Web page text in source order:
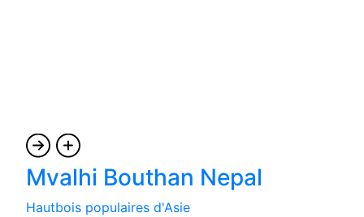
Mvalhi Bouthan Nepal
Hautbois populaires d'Asie